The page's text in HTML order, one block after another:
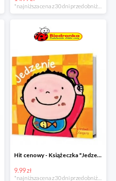
Hit cenowy - Książeczka "Jedzenie"
9.99 zł